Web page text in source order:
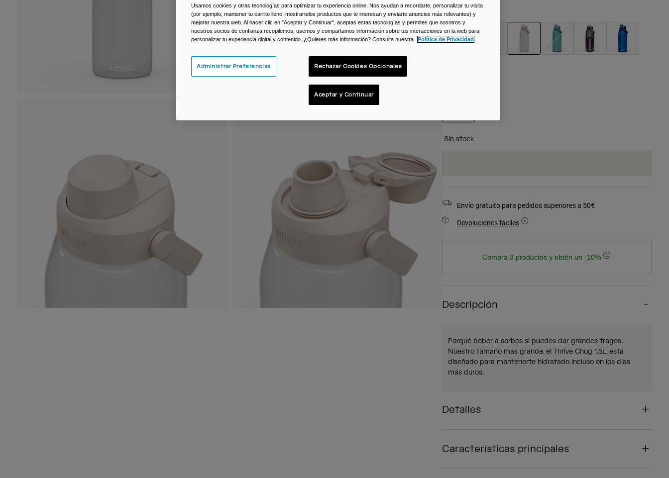
Color -Clear
Sin stock
Envío gratuito para pedidos superiores a 50€
Devoluciones fáciles
Compra 3 productos y obtén un -10%
Descripción
Porqué beber a sorbos si puedes dar grandes tragos.
Nuestro tamaño más grande, el Thrive Chug 1.5L, está
diseñado para mantenerte hidratado incluso en los días
más duros.
Detalles
Características principales
Usamos cookies y otras tecnologías para optimizar tu experiencia online. Nos ayudan a recordarte, personalizar tu visita
(por ejemplo, mantener tu carrito lleno, mostrartelos productos que te interesan y enviarte anuncios más relevantes) y
mejorar nuestra web. Al hacer clic en "Aceptar y Continuar", aceptas estas tecnologías y permites que nosotros y
nuestros socios de confianza recopilemos, usemos y compartamos información sobre tus interacciones en la web para
personalizar tu experiencia digital y contenido. ¿Quieres más información? Consulta nuestra
Política de Privacidad
Administrar Preferencias Rechazar Cookies Opcionales
Aceptar y Continuar